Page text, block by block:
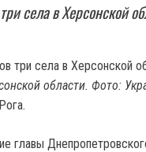
села в Херсонской
области. Фото:
главы